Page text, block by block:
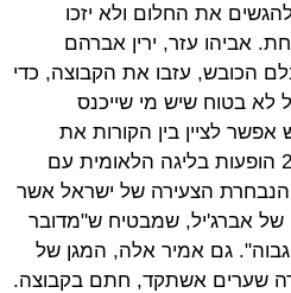
את החלום ולא יזכו
אביהו עזר, ירין אברהם
הכובש, עזבו את הקבוצה, כדי
לא בטוח שיש מי שייכנס
לציין בין הקורות את
טמיר סטולר הצעיר, 28 הופעות בליגה הלאומית עם
הצעירה של ישראל אשר
של אברג'יל, שמבטיח ש"מדובר
גם אמיר אלה, המגן של
שערים אשתקד, חתם בקבוצה.